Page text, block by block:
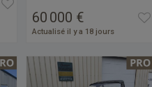
60 000 €
Actualisé il y a 18 jours